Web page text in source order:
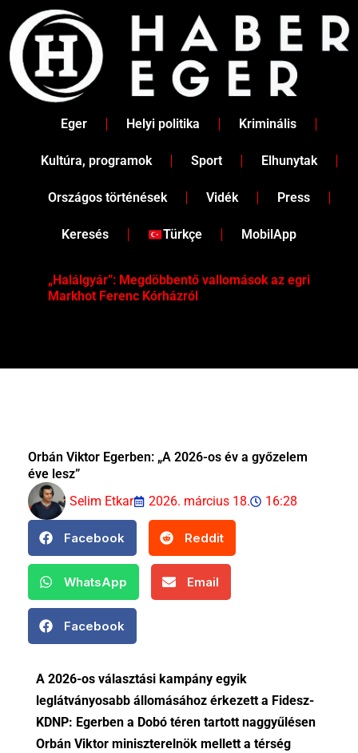
content
Eger Helyi politika Kriminális
Kultúra, programok Sport Elhunytak
Országos történések Vidék Press
Keresés Türkçe MobilApp
„Halálgyár”: Megdöbbentő vallomások az egri
Markhot Ferenc Kórházról
Orbán Viktor Egerben: „A 2026-os év a győzelem
éve lesz”
Selim Etkar
2026. március 18. 16:28
Facebook Reddit
WhatsApp Email
Facebook
A 2026-os választási kampány egyik
leglátványosabb állomásához érkezett a Fidesz-
KDNP: Egerben a Dobó téren tartott naggyűlésen
Orbán Viktor miniszterelnök mellett a térség